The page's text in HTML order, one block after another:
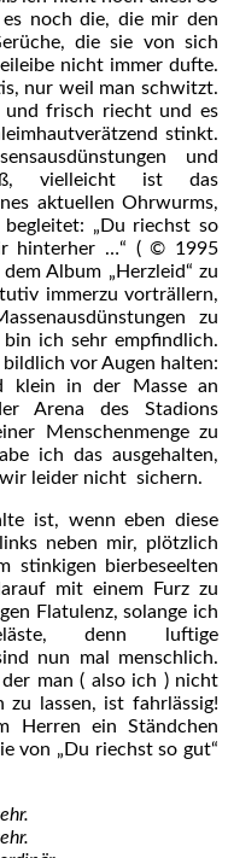
noch die, die mir den
die sie von sich
nicht immer dufte.
nur weil man schwitzt.
und frisch riecht und es
stinkt.
und
vielleicht ist das
aktuellen Ohrwurms,
„Du riechst so
hinterher …“ ( © 1995
Album „Herzleid“ zu
immerzu vorträllern,
zu
ich sehr empfindlich.
bildlich vor Augen halten:
klein in der Masse an
Arena des Stadions
Menschenmenge zu
ich das ausgehalten,
leider nicht sichern.
ist, wenn eben diese
neben mir, plötzlich
stinkigen bierbeseelten
mit einem Furz zu
Flatulenz, solange ich
denn luftige
nun mal menschlich.
man ( also ich ) nicht
lassen, ist fahrlässig!
Herren ein Ständchen
von „Du riechst so gut“